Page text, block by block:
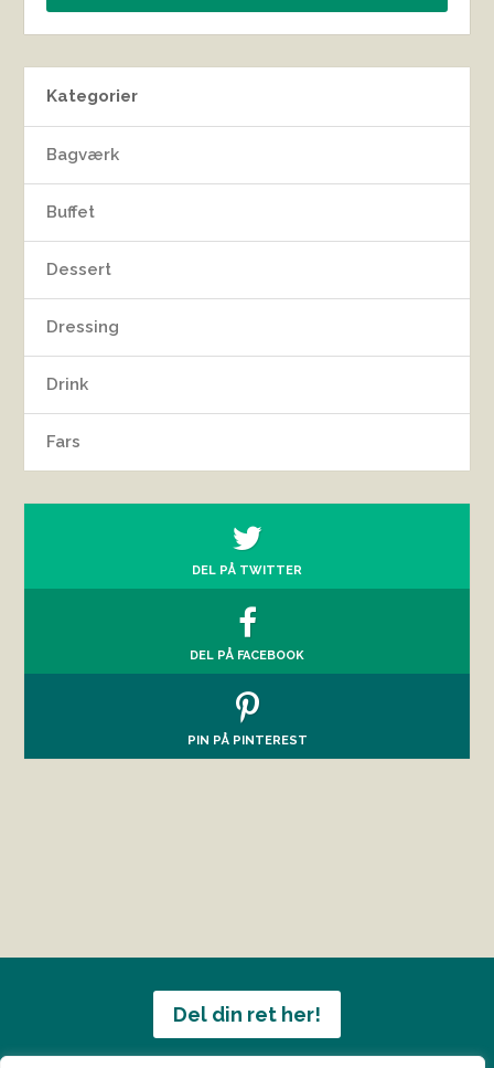
Kategorier
Bagværk
Buffet
Dessert
Dressing
Drink
Fars
DEL PÅ TWITTER
DEL PÅ FACEBOOK
PIN PÅ PINTEREST
Del din ret her!